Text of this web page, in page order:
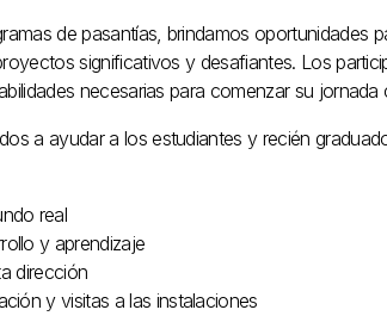
de pasantías, brindamos oportunidades
significativos y desafiantes. Los
necesarias para comenzar su
a ayudar a los estudiantes y recién
real
y aprendizaje
dirección
y visitas a las instalaciones